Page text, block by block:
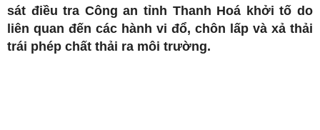
sát điều tra Công an tỉnh Thanh Hoá khởi tố do
liên quan đến các hành vi đổ, chôn lấp và xả thải
trái phép chất thải ra môi trường.